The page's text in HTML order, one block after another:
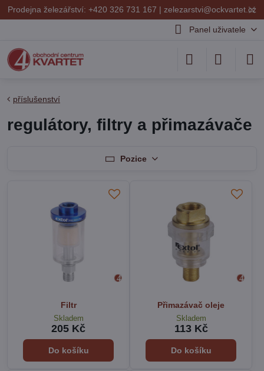
✕
Prodejna železářství: +420 326 731 167 | zelezarstvi@ockvartet.cz
Panel uživatele
příslušenství
regulátory, filtry a přimazávače
Pozice
Filtr
Skladem
205 Kč
Do košíku
Přimazávač oleje
Skladem
113 Kč
Do košíku